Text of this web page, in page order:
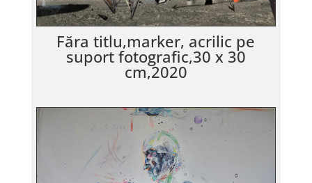
Făra titlu,marker, acrilic pe
suport fotografic,30 x 30
cm,2020